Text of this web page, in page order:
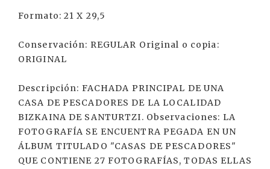
Formato: 21 X 29,5
Conservación: REGULAR Original o copia:
ORIGINAL
Descripción: FACHADA PRINCIPAL DE UNA
CASA DE PESCADORES DE LA LOCALIDAD
BIZKAINA DE SANTURTZI. Observaciones: LA
FOTOGRAFÍA SE ENCUENTRA PEGADA EN UN
ÁLBUM TITULADO "CASAS DE PESCADORES"
QUE CONTIENE 27 FOTOGRAFÍAS, TODAS ELLAS